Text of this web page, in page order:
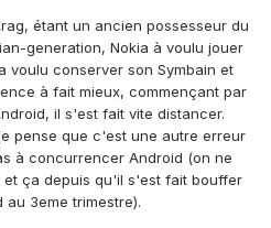
étant un ancien possesseur du
generation, Nokia à voulu jouer
voulu conserver son Symbain et
à fait mieux, commençant par
il s'est fait vite distancer.
pense que c'est une autre erreur
à concurrencer Android (on ne
et ça depuis qu'il s'est fait bouffer
3eme trimestre).